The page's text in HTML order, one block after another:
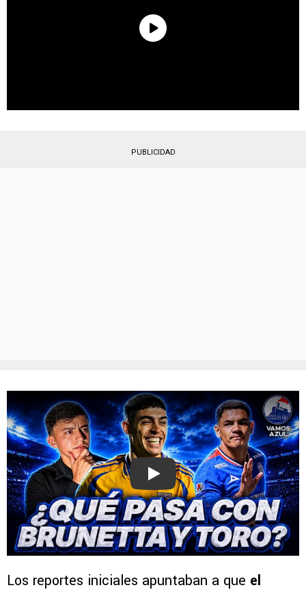
PUBLICIDAD
Play
Los reportes iniciales apuntaban a que el